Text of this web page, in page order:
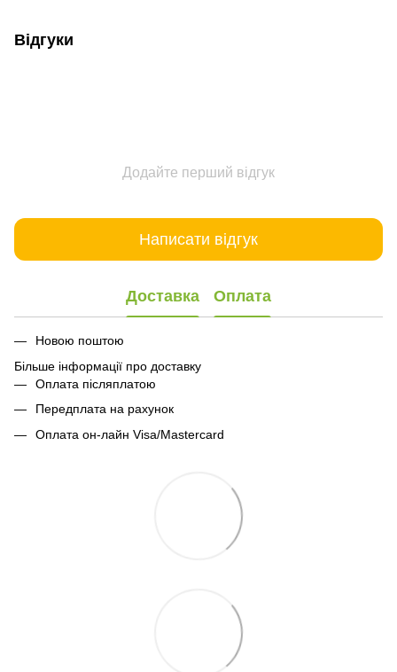
Відгуки
Додайте перший відгук
Написати відгук
Доставка Оплата
Новою поштою
Більше інформації про доставку
Оплата післяплатою
Передплата на рахунок
Оплата он-лайн Visa/Mastercard